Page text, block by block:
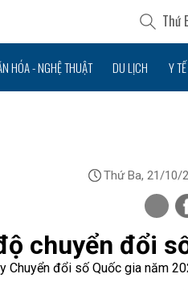
Thứ
HÓA - NGHỆ THUẬT DU LỊCH Y
Thứ Ba, 21/10/
chuyển đổi
Chuyển đổi số Quốc gia năm